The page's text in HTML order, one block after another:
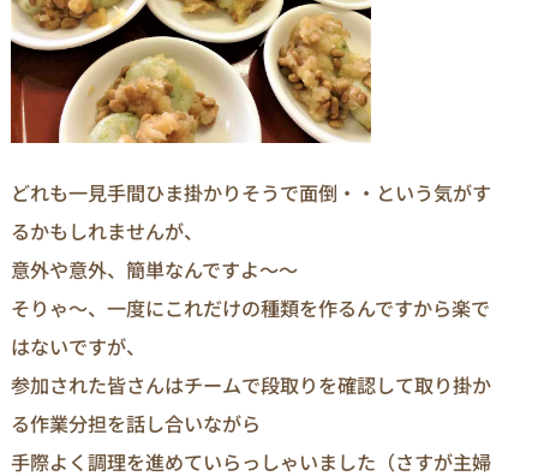
どれも一見手間ひま掛かりそうで面倒・・という気がす
るかもしれませんが、
意外や意外、簡単なんですよ～～
そりゃ～、一度にこれだけの種類を作るんですから楽で
はないですが、
参加された皆さんはチームで段取りを確認して取り掛か
る作業分担を話し合いながら
手際よく調理を進めていらっしゃいました（さすが主婦